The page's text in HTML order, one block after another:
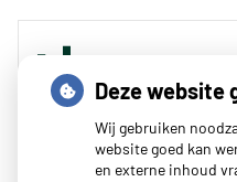
Deze website
Wij gebruiken
website goed kan
en externe inhoud